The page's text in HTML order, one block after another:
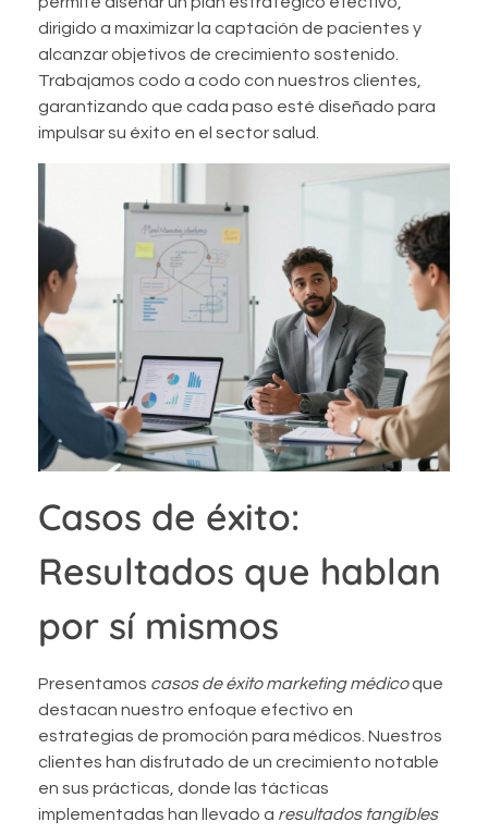
dirigido a maximizar la captación de pacientes y
alcanzar objetivos de crecimiento sostenido.
Trabajamos codo a codo con nuestros clientes,
garantizando que cada paso esté diseñado para
impulsar su éxito en el sector salud.
Casos de éxito:
Resultados que hablan
por sí mismos
Presentamos casos de éxito marketing médicoque
destacan nuestro enfoque efectivo en
estrategias de promoción para médicos. Nuestros
clientes han disfrutado de un crecimiento notable
en sus prácticas, donde las tácticas
implementadas han llevado a resultados tangibles